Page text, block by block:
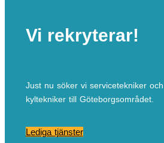
Vi rekryterar!
Just nu söker vi servicetekniker
kyltekniker till Göteborgsområdet.
Lediga tjänster